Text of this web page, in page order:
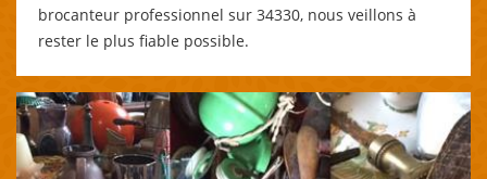
brocanteur professionnel sur 34330, nous veillons à
rester le plus fiable possible.